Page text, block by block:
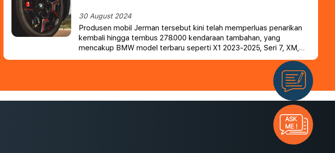
30 August 2024
Produsen mobil Jerman tersebut kini telah memperluas penarikan
kembali hingga tembus 278.000 kendaraan tambahan, yang
mencakup BMW model terbaru seperti X1 2023-2025, Seri 7, XM,
dan banyak lagi.